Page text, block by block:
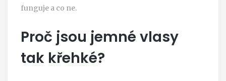
funguje a co ne.
Proč jsou jemné vlasy
tak křehké?